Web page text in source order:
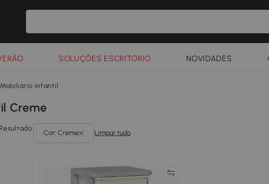
SOLUÇÕES ESCRITÓRIO NOVIDADES
Mobiliário infantil
Creme
Limpar tudo
Cor: Creme
Comparar